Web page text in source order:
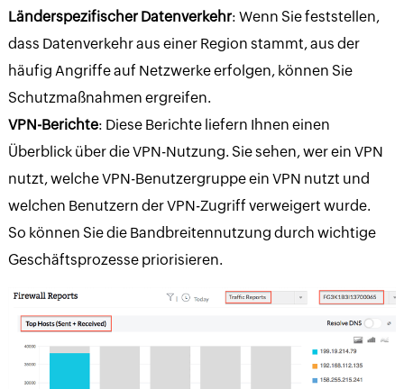
Länderspezifischer Datenverkehr: Wenn Sie feststellen,
dass Datenverkehr aus einer Region stammt, aus der
häufig Angriffe auf Netzwerke erfolgen, können Sie
Schutzmaßnahmen ergreifen.
VPN-Berichte: Diese Berichte liefern Ihnen einen
Überblick über die VPN-Nutzung. Sie sehen, wer ein VPN
nutzt, welche VPN-Benutzergruppe ein VPN nutzt und
welchen Benutzern der VPN-Zugriff verweigert wurde.
So können Sie die Bandbreitennutzung durch wichtige
Geschäftsprozesse priorisieren.